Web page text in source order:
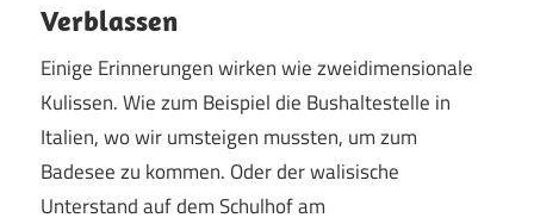
Verblassen
Einige Erinnerungen wirken wie zweidimensionale
Kulissen. Wie zum Beispiel die Bushaltestelle in
Italien, wo wir umsteigen mussten, um zum
Badesee zu kommen. Oder der walisische
Unterstand auf dem Schulhof am